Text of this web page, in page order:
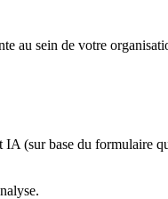
au sein de votre
IA (sur base du formulaire